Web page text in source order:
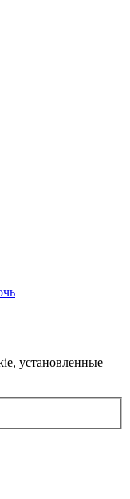
установленные